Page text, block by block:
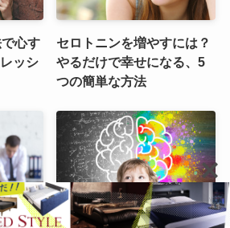
心す
ッシ
セロトニンを増やすには？
やるだけで幸せになる、5
つの簡単な方法
をと 瞑想がもたらす5つの驚く